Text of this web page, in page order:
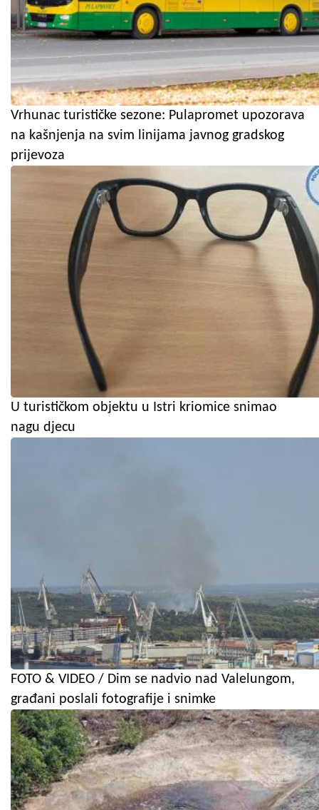
Vrhunac turističke sezone: Pulapromet upozorava
na kašnjenja na svim linijama javnog gradskog
prijevoza
U turističkom objektu u Istri kriomice snimao
nagu djecu
FOTO & VIDEO / Dim se nadvio nad Valelungom,
građani poslali fotografije i snimke